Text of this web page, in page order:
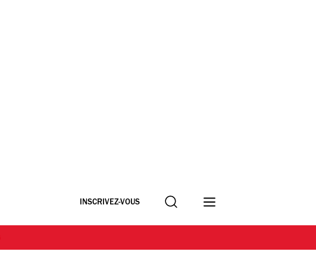
INSCRIVEZ-VOUS Recherche